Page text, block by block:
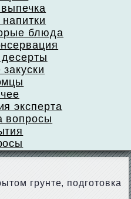
блюда
эксперта
вопросы
грунте, подготовка